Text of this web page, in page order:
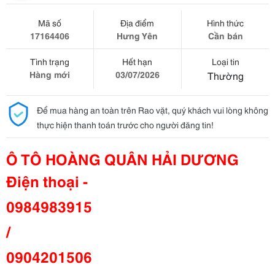
Mã số
17164406
Địa điểm
Hưng Yên
Hình thức
Cần bán
Tình trạng
Hàng mới
Hết hạn
03/07/2026
Loại tin
Thường
Để mua hàng an toàn trên Rao vặt, quý khách vui lòng không
thực hiện thanh toán trước cho người đăng tin!
Ô TÔ HOÀNG QUÂN HẢI DƯƠNG
Điện thoại -
0984983915
/
0904201506